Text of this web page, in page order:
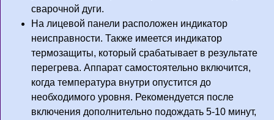
сварочной дуги.
На лицевой панели расположен индикатор
неисправности. Также имеется индикатор
термозащиты, который срабатывает в результате
перегрева. Аппарат самостоятельно включится,
когда температура внутри опустится до
необходимого уровня. Рекомендуется после
включения дополнительно подождать 5-10 минут,